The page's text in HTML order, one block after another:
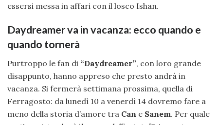
essersi messa in affari con il losco Ishan.
Daydreamer va in vacanza: ecco quando e
quando tornerà
Purtroppo le fan di “Daydreamer”, con loro grande
disappunto, hanno appreso che presto andrà in
vacanza. Si fermerà settimana prossima, quella di
Ferragosto: da lunedì 10 a venerdì 14 dovremo fare a
meno della storia d’amore tra Can e Sanem. Per quale